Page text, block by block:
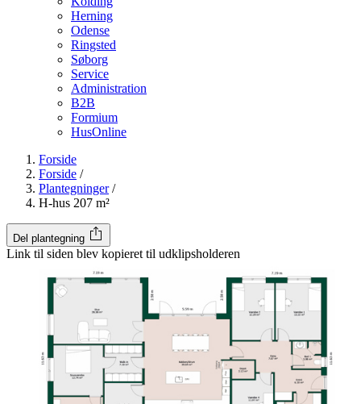
Herning
Odense
Ringsted
Søborg
Service
Administration
B2B
Formium
HusOnline
Forside
Forside /
Plantegninger /
H-hus 207 m²
Del plantegning
Link til siden blev kopieret til udklipsholderen